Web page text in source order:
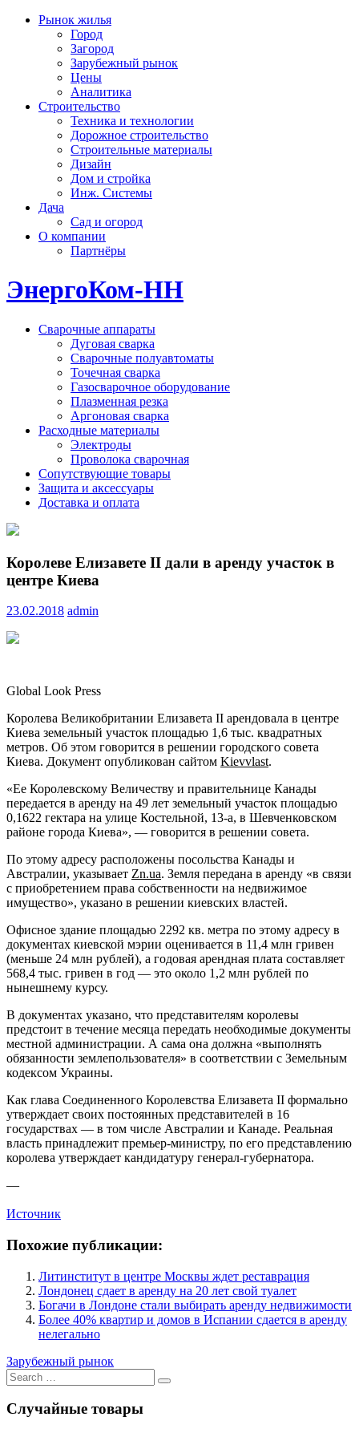
Рынок жилья
Город
Загород
Зарубежный рынок
Цены
Аналитика
Строительство
Техника и технологии
Дорожное строительство
Строительные материалы
Дизайн
Дом и стройка
Инж. Системы
Дача
Сад и огород
О компании
Партнёры
ЭнергоКом-НН
Сварочные аппараты
Дуговая сварка
Сварочные полуавтоматы
Точечная сварка
Газосварочное оборудование
Плазменная резка
Аргоновая сварка
Расходные материалы
Электроды
Проволока сварочная
Сопутствующие товары
Защита и аксессуары
Доставка и оплата
Королеве Елизавете II дали в аренду участок в
центре Киева
23.02.2018 admin
Global Look Press
Королева Великобритании Елизавета II арендовала в центре
Киева земельный участок площадью 1,6 тыс. квадратных
метров. Об этом говорится в решении городского совета
Киева. Документ опубликован сайтом Kievvlast.
«Ее Королевскому Величеству и правительнице Канады
передается в аренду на 49 лет земельный участок площадью
0,1622 гектара на улице Костельной, 13-а, в Шевченковском
районе города Киева», — говорится в решении совета.
По этому адресу расположены посольства Канады и
Австралии, указывает Zn.ua. Земля передана в аренду «в связи
с приобретением права собственности на недвижимое
имущество», указано в решении киевских властей.
Офисное здание площадью 2292 кв. метра по этому адресу в
документах киевской мэрии оценивается в 11,4 млн гривен
(меньше 24 млн рублей), а годовая арендная плата составляет
568,4 тыс. гривен в год — это около 1,2 млн рублей по
нынешнему курсу.
В документах указано, что представителям королевы
предстоит в течение месяца передать необходимые документы
местной администрации. А сама она должна «выполнять
обязанности землепользователя» в соответствии с Земельным
кодексом Украины.
Как глава Соединенного Королевства Елизавета II формально
утверждает своих постоянных представителей в 16
государствах — в том числе Австралии и Канаде. Реальная
власть принадлежит премьер-министру, по его представлению
королева утверждает кандидатуру генерал-губернатора.
—
Источник
Похожие публикации:
Литинститут в центре Москвы ждет реставрация
Лондонец сдает в аренду на 20 лет свой туалет
Богачи в Лондоне стали выбирать аренду недвижимости
Более 40% квартир и домов в Испании сдается в аренду
нелегально
Зарубежный рынок
Search
for:
Случайные товары